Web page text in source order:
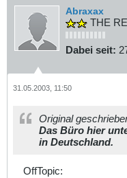
Abraxax
THE
Dabei seit:
31.05.2003, 11:50
Original
Das Büro hier
in Deutschland.
OffTopic: